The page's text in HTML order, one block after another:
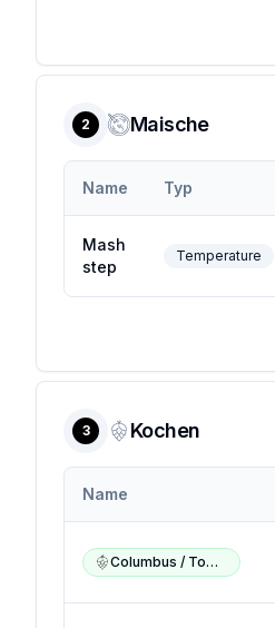
2 Maische
Name Typ
Mash
step
Temperature
3 Kochen
Name
Columbus / Tomahawk / Zeus